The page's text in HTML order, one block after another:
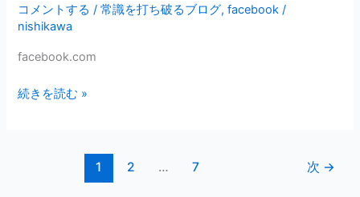
コメントする /常識を打ち破るブログ,facebook /
nishikawa
facebook.com
番
外
編
ベ
続きを読む »
1 2 … 7 次 →